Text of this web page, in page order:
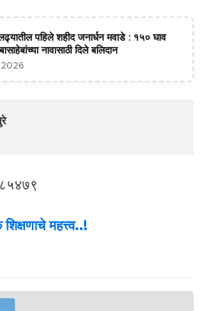
पहिले शहीद जनार्धन मवाडे : १५० घाव
नावासाठी दिले बलिदान
शिक्षणाचे महत्त्व..!